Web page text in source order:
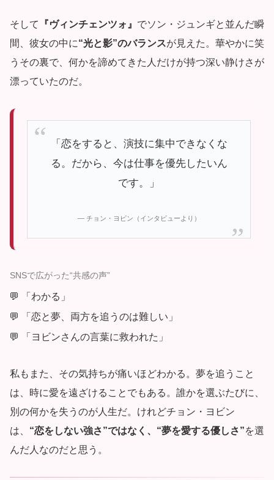
そして 『ヴィンチェンツォ』 でソン・ジュンギと並んだ瞬
間、彼女の中に“光と影”のバランスが見えた。華やかに笑
うその裏で、何かを諦めてきた人だけが持つ深い静けさが
漂っていたのだ。
「恋をすると、演技に集中できなくな
る。だから、今は仕事を優先したいん
です。」
— チョン・ヨビン（インタビューより）
SNSで広がった“共感の声”
「わかる」
「恋と夢、両方を追うのは難しい」
「ヨビンさんの言葉に救われた」
私もまた、その気持ちが痛いほどわかる。夢を追うこと
は、時に愛を遠ざけることでもある。誰かを選ぶたびに、
別の何かを失うのが人生だ。けれどチョン・ヨビン
は、 “恋をしない強さ”ではなく、“夢を愛する優しさ”を選
んだ人なのだと思う。